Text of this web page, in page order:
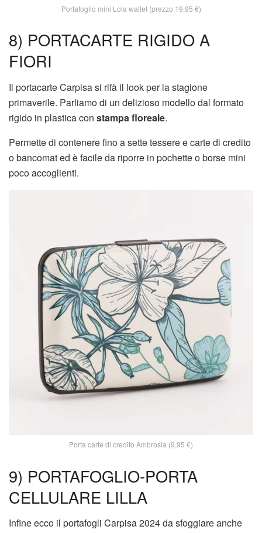
Portafoglio mini Lola wallet (prezzo 19,95 €)
8) PORTACARTE RIGIDO A
FIORI
Il portacarte Carpisa si rifà il look per la stagione
primaverile. Parliamo di un delizioso modello dal formato
rigido in plastica con stampa floreale.
Permette di contenere fino a sette tessere e carte di credito
o bancomat ed è facile da riporre in pochette o borse mini
poco accoglienti.
Porta carte di credito Ambrosia (9,95 €)
9) PORTAFOGLIO-PORTA
CELLULARE LILLA
Infine ecco il portafogli Carpisa 2024 da sfoggiare anche